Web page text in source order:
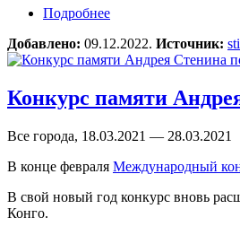
Подробнее
Добавлено: 09.12.2022. Источник:
Конкурс памяти
Все города, 18.03.2021 — 28.03.2021
В конце февраля Международный
В свой новый год конкурс вновь
Конго.